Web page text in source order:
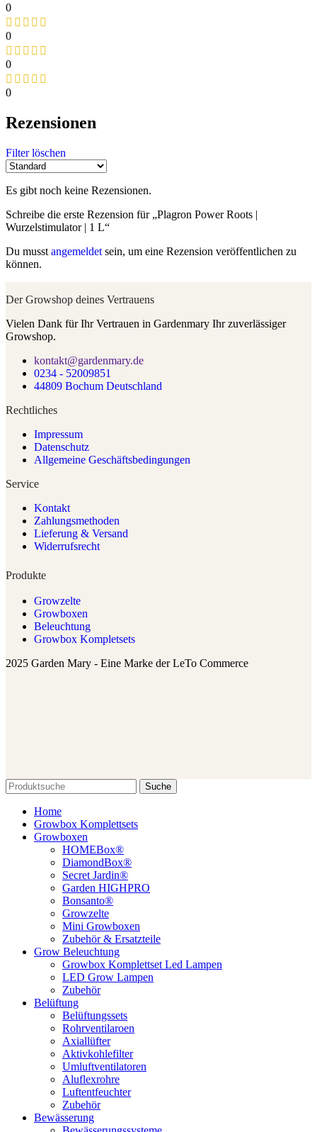
0
0
0
0
Rezensionen
Filter löschen
Es gibt noch keine Rezensionen.
Schreibe die erste Rezension für „Plagron Power Roots |
Wurzelstimulator | 1 L“
Du musst angemeldet sein, um eine Rezension veröffentlichen zu
können.
Der Growshop deines Vertrauens
Vielen Dank für Ihr Vertrauen in Gardenmary Ihr zuverlässiger
Growshop.
kontakt@gardenmary.de
0234 - 52009851
44809 Bochum Deutschland
Rechtliches
Impressum
Datenschutz
Allgemeine Geschäftsbedingungen
Service
Kontakt
Zahlungsmethoden
Lieferung & Versand
Widerrufsrecht
Produkte
Growzelte
Growboxen
Beleuchtung
Growbox Kompletsets
2025 Garden Mary - Eine Marke der LeTo Commerce
Suche
Home
Growbox Komplettsets
Growboxen
HOMEBox®
DiamondBox®
Secret Jardin®
Garden HIGHPRO
Bonsanto®
Growzelte
Mini Growboxen
Zubehör & Ersatzteile
Grow Beleuchtung
Growbox Komplettset Led Lampen
LED Grow Lampen
Zubehör
Belüftung
Belüftungssets
Rohrventilaroen
Axiallüfter
Aktivkohlefilter
Umluftventilatoren
Aluflexrohre
Luftentfeuchter
Zubehör
Bewässerung